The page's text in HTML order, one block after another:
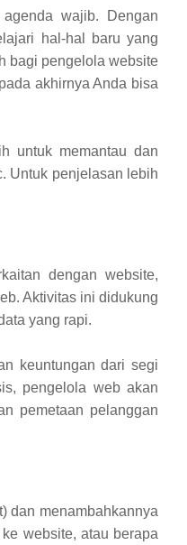
wajib. Dengan
hal-hal baru yang
bagi pengelola website
akhirnya Anda bisa
untuk memantau dan
Untuk penjelasan lebih
dengan website,
Aktivitas ini didukung
yang rapi.
keuntungan dari segi
pengelola web akan
pemetaan pelanggan
dan menambahkannya
website, atau berapa